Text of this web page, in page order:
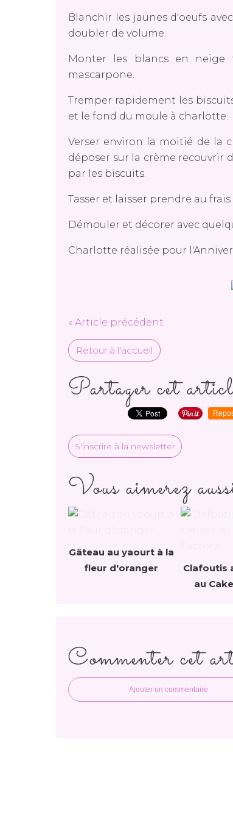
Blanchir les jaunes d'oeufs
doubler de volume.
Monter les blancs en
mascarpone.
Tremper rapidement les
et le fond du moule à charlotte.
Verser environ la moitié de la
déposer sur la crème recouvrir
par les biscuits.
Tasser et laisser prendre au
Démouler et décorer avec
Charlotte réalisée pour
« Article précédent
Retour à l'accueil
Partager cet
S'inscrire à la newsletter
Vous aimerez
Gâteau au yaourt à la
fleur d'oranger
Clafoutis
au
Commenter cet
Ajouter un commentaire